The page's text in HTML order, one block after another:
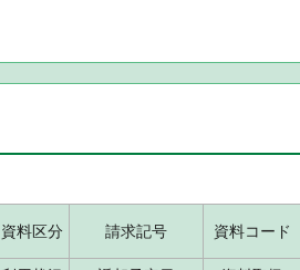
資料区分 請求記号 資料コード